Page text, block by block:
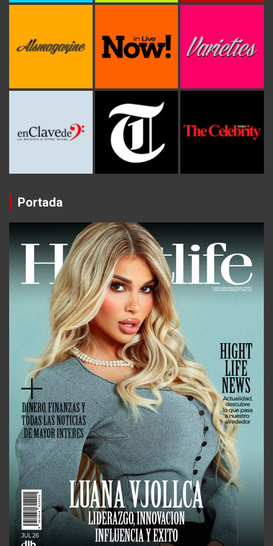
Portada